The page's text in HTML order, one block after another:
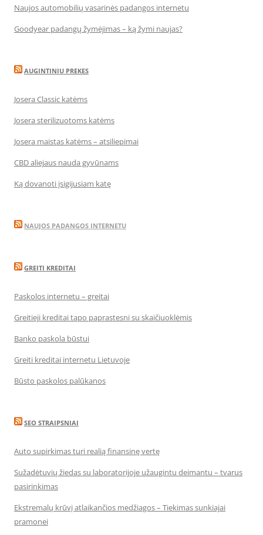
Naujos automobilių vasarinės padangos internetu
Goodyear padangų žymėjimas – ką žymi naujas?
AUGINTINIU PREKES
Josera Classic katėms
Josera sterilizuotoms katėms
Josera maistas katėms – atsiliepimai
CBD aliejaus nauda gyvūnams
Ką dovanoti įsigijusiam katę
NAUJOS PADANGOS INTERNETU
GREITI KREDITAI
Paskolos internetu – greitai
Greitieji kreditai tapo paprastesni su skaičiuoklėmis
Banko paskola būstui
Greiti kreditai internetu Lietuvoje
Būsto paskolos palūkanos
SEO STRAIPSNIAI
Auto supirkimas turi realią finansinę vertę
Sužadėtuvių žiedas su laboratorijoje užaugintu deimantu – tvarus
pasirinkimas
Ekstremalų krūvį atlaikančios medžiagos – Tiekimas sunkiajai
pramonei